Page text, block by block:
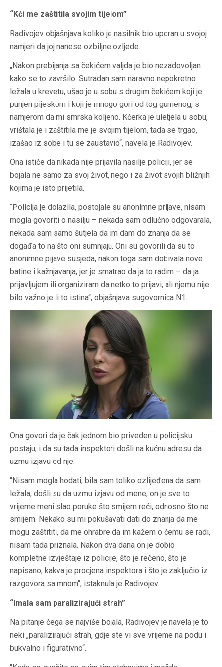
“Kći me zaštitila svojim tijelom”
Radivojev objašnjava koliko je nasilnik bio uporan u svojoj
namjeri da joj nanese ozbiljne ozljede.
„Nakon prebijanja sa čekićem valjda je bio nezadovoljan
kako se to završilo. Sutradan sam naravno nepokretno
ležala u krevetu, ušao je u sobu s drugim čekićem koji je
punjen pijeskom i koji je mnogo gori od tog gumenog, s
namjerom da mi smrska koljeno. Kćerka je uletjela u sobu,
vrištala je i zaštitila me je svojim tijelom, tada se trgao,
izašao iz sobe i tu se zaustavio“, navela je Radivojev.
Ona ističe da nikada nije prijavila nasilje policiji, jer se
bojala ne samo za svoj život, nego i za život svojih bližnjih
kojima je isto prijetila.
“Policija je dolazila, postojale su anonimne prijave, nisam
mogla govoriti o nasilju – nekada sam odlučno odgovarala,
nekada sam samo šutjela da im dam do znanja da se
događa to na što oni sumnjaju. Oni su govorili da su to
anonimne pijave susjeda, nakon toga sam dobivala nove
batine i kažnjavanja, jer je smatrao da ja to radim – da ja
prijavljujem ili organiziram da netko to prijavi, ali njemu nije
bilo važno je li to istina“, objašnjava sugovornica N1.
Ona govori da je čak jednom bio priveden u policijsku
postaju, i da su tada inspektori došli na kućnu adresu da
uzmu izjavu od nje.
“Nisam mogla hodati, bila sam toliko ozlijeđena da sam
ležala, došli su da uzmu izjavu od mene, on je sve to
vrijeme meni slao poruke što smijem reći, odnosno što ne
smijem. Nekako su mi pokušavati dati do znanja da me
mogu zaštititi, da me ohrabre da im kažem o čemu se radi,
nisam tada priznala. Nakon dva dana on je dobio
kompletne izvještaje iz policije, što je rečeno, što je
napisano, kakva je procjena inspektora i što je zaključio iz
razgovora sa mnom“, istaknula je Radivojev.
“Imala sam paralizirajući strah”
Na pitanje čega se najviše bojala, Radivojev je navela je to
neki „paralizirajući strah, gdje ste vi sve vrijeme na podu i
bukvalno i figurativno“.